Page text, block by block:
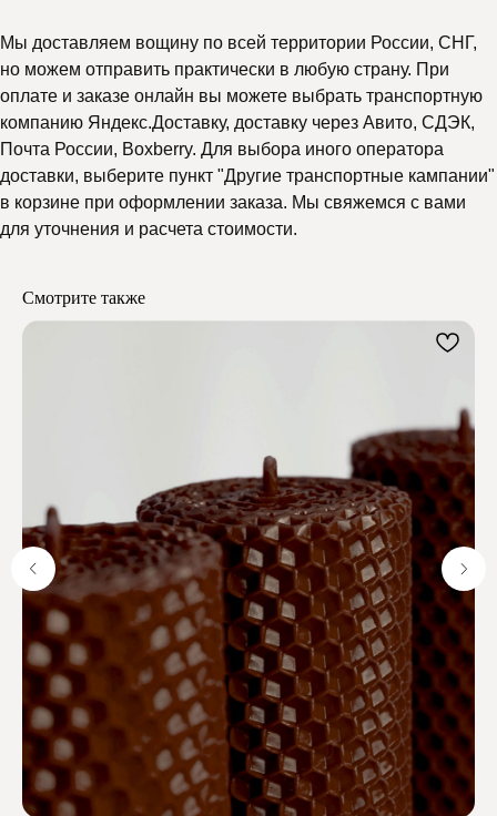
Мы доставляем вощину по всей территории России, СНГ,
но можем отправить практически в любую страну. При
оплате и заказе онлайн вы можете выбрать транспортную
компанию Яндекс.Доставку, доставку через Авито, СДЭК,
Почта России, Boxberry. Для выбора иного оператора
доставки, выберите пункт "Другие транспортные кампании"
в корзине при оформлении заказа. Мы свяжемся с вами
для уточнения и расчета стоимости.
Смотрите также
Почему выбирают
Отзывы